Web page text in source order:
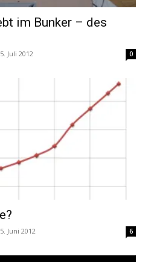
im Bunker – des
Juli 2012 0
Juni 2012 6